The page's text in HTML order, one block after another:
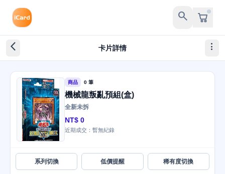
search
arrow_back_ios_new 卡片詳情 more_vert
商品 0 筆
機械龍叛亂預組(盒)
全新未拆
NT$ 0
近期成交：暫無紀錄
系列切換 低價提醒 稀有度切換